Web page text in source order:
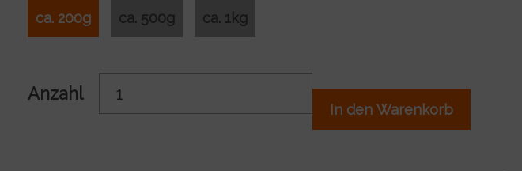
ca. 200g ca. 500g ca. 1kg
Anzahl
In den Warenkorb